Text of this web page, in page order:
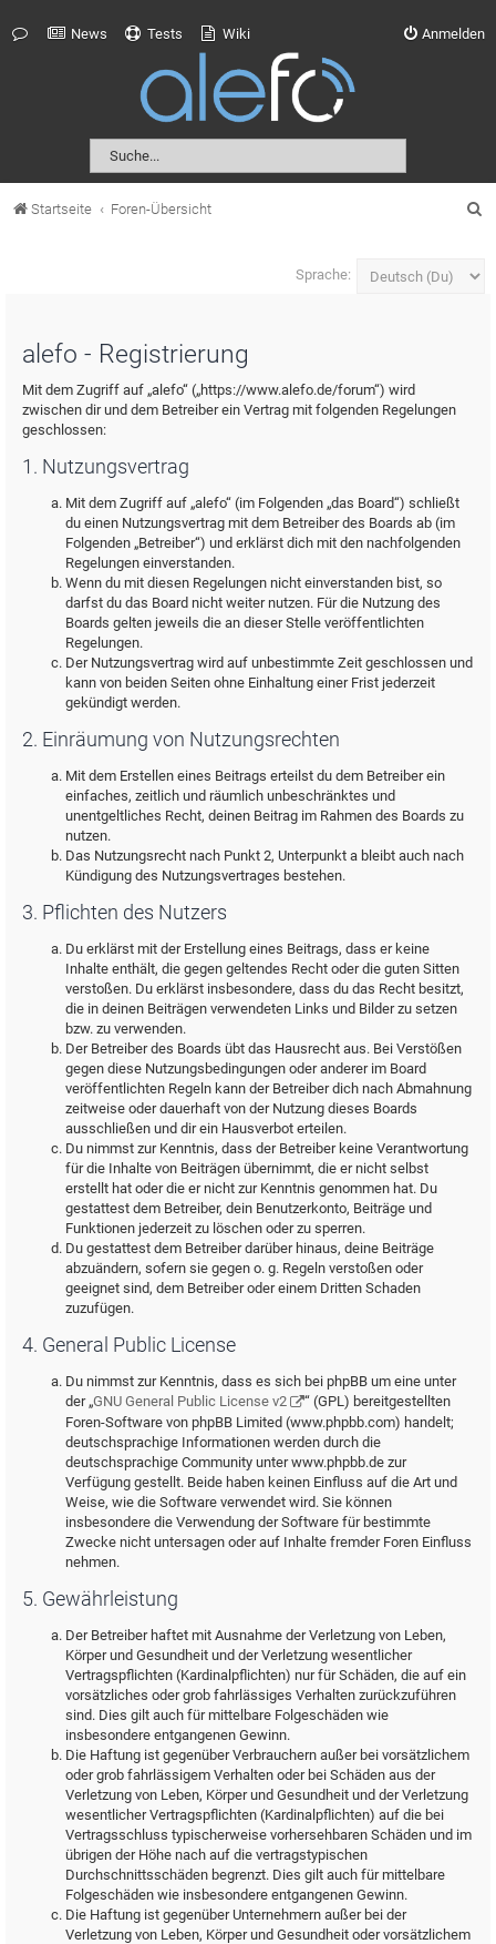
News Tests Wiki Anmelden
Startseite Foren-Übersicht
Sprache:
alefo - Registrierung
Mit dem Zugriff auf „alefo“ („https://www.alefo.de/forum“) wird
zwischen dir und dem Betreiber ein Vertrag mit folgenden Regelungen
geschlossen:
1. Nutzungsvertrag
Mit dem Zugriff auf „alefo“ (im Folgenden „das Board“) schließt
du einen Nutzungsvertrag mit dem Betreiber des Boards ab (im
Folgenden „Betreiber“) und erklärst dich mit den nachfolgenden
Regelungen einverstanden.
Wenn du mit diesen Regelungen nicht einverstanden bist, so
darfst du das Board nicht weiter nutzen. Für die Nutzung des
Boards gelten jeweils die an dieser Stelle veröffentlichten
Regelungen.
Der Nutzungsvertrag wird auf unbestimmte Zeit geschlossen und
kann von beiden Seiten ohne Einhaltung einer Frist jederzeit
gekündigt werden.
2. Einräumung von Nutzungsrechten
Mit dem Erstellen eines Beitrags erteilst du dem Betreiber ein
einfaches, zeitlich und räumlich unbeschränktes und
unentgeltliches Recht, deinen Beitrag im Rahmen des Boards zu
nutzen.
Das Nutzungsrecht nach Punkt 2, Unterpunkt a bleibt auch nach
Kündigung des Nutzungsvertrages bestehen.
3. Pflichten des Nutzers
Du erklärst mit der Erstellung eines Beitrags, dass er keine
Inhalte enthält, die gegen geltendes Recht oder die guten Sitten
verstoßen. Du erklärst insbesondere, dass du das Recht besitzt,
die in deinen Beiträgen verwendeten Links und Bilder zu setzen
bzw. zu verwenden.
Der Betreiber des Boards übt das Hausrecht aus. Bei Verstößen
gegen diese Nutzungsbedingungen oder anderer im Board
veröffentlichten Regeln kann der Betreiber dich nach Abmahnung
zeitweise oder dauerhaft von der Nutzung dieses Boards
ausschließen und dir ein Hausverbot erteilen.
Du nimmst zur Kenntnis, dass der Betreiber keine Verantwortung
für die Inhalte von Beiträgen übernimmt, die er nicht selbst
erstellt hat oder die er nicht zur Kenntnis genommen hat. Du
gestattest dem Betreiber, dein Benutzerkonto, Beiträge und
Funktionen jederzeit zu löschen oder zu sperren.
Du gestattest dem Betreiber darüber hinaus, deine Beiträge
abzuändern, sofern sie gegen o. g. Regeln verstoßen oder
geeignet sind, dem Betreiber oder einem Dritten Schaden
zuzufügen.
4. General Public License
Du nimmst zur Kenntnis, dass es sich bei phpBB um eine unter
der „GNU General Public License v2
“ (GPL) bereitgestellten
Foren-Software von phpBB Limited (www.phpbb.com) handelt;
deutschsprachige Informationen werden durch die
deutschsprachige Community unter www.phpbb.de zur
Verfügung gestellt. Beide haben keinen Einfluss auf die Art und
Weise, wie die Software verwendet wird. Sie können
insbesondere die Verwendung der Software für bestimmte
Zwecke nicht untersagen oder auf Inhalte fremder Foren Einfluss
nehmen.
5. Gewährleistung
Der Betreiber haftet mit Ausnahme der Verletzung von Leben,
Körper und Gesundheit und der Verletzung wesentlicher
Vertragspflichten (Kardinalpflichten) nur für Schäden, die auf ein
vorsätzliches oder grob fahrlässiges Verhalten zurückzuführen
sind. Dies gilt auch für mittelbare Folgeschäden wie
insbesondere entgangenen Gewinn.
Die Haftung ist gegenüber Verbrauchern außer bei vorsätzlichem
oder grob fahrlässigem Verhalten oder bei Schäden aus der
Verletzung von Leben, Körper und Gesundheit und der Verletzung
wesentlicher Vertragspflichten (Kardinalpflichten) auf die bei
Vertragsschluss typischerweise vorhersehbaren Schäden und im
übrigen der Höhe nach auf die vertragstypischen
Durchschnittsschäden begrenzt. Dies gilt auch für mittelbare
Folgeschäden wie insbesondere entgangenen Gewinn.
Die Haftung ist gegenüber Unternehmern außer bei der
Verletzung von Leben, Körper und Gesundheit oder vorsätzlichem